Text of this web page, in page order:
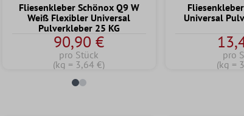
Fliesenkleber Schönox Q9 W
Weiß Flexibler Universal
Pulverkleber 25 KG
90,90 €
pro Stück
(kg = 3,64 €)
Universal
pro
(kg =